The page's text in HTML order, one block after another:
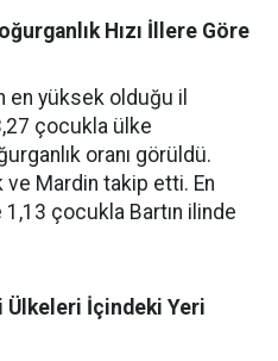
Hızı İllere Göre
en yüksek olduğu il
çocukla ülke
oranı görüldü.
ve Mardin takip etti. En
1,13 çocukla Bartın ilinde
İçindeki Yeri